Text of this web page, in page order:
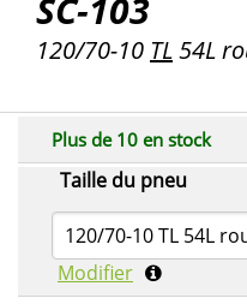
SC-103
120/70-10 TL54L
Taille du pneu
120/70-10 TL 54L
Modifier
Plus de 10 en stock